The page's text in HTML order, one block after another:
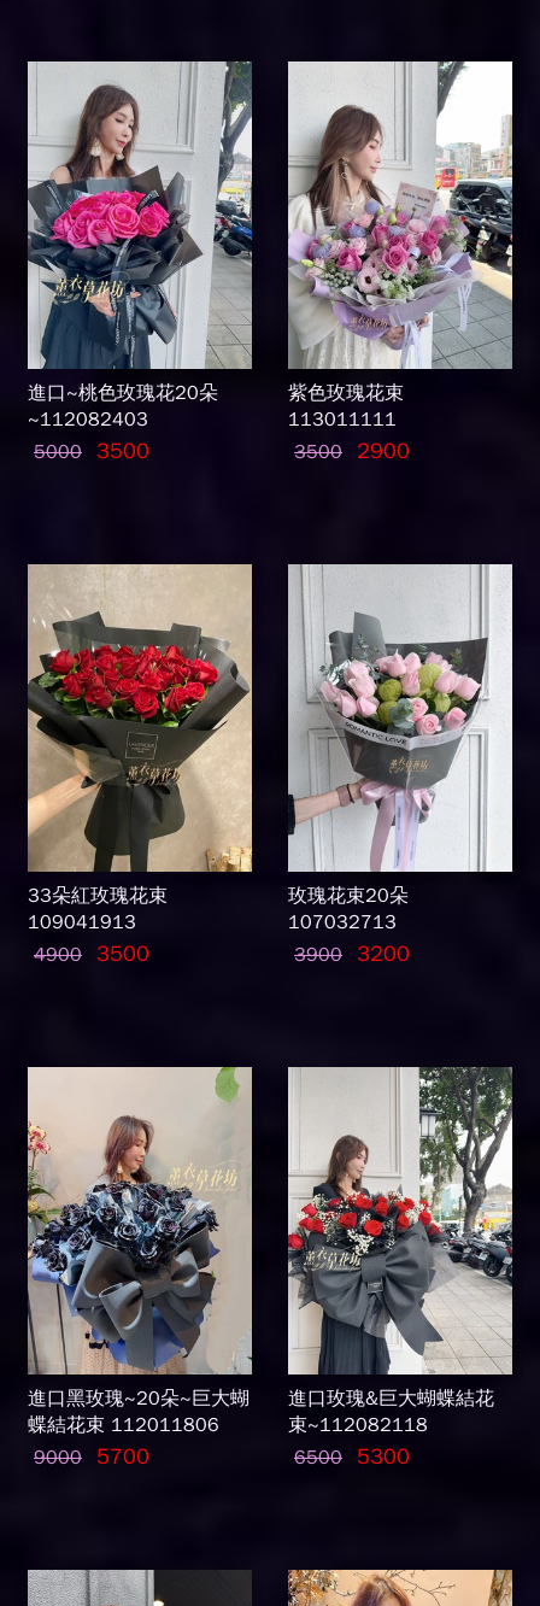
進口~桃色玫瑰花20朵
~112082403
5000 3500
紫色玫瑰花束
113011111
3500
2900
33朵紅玫瑰花束
109041913
4900 3500
玫瑰花束20朵
107032713
3900 3200
進口黑玫瑰~20朵~巨大蝴
蝶結花束 112011806
9000
5700
進口玫瑰&巨大蝴蝶結花
束~112082118
6500
5300